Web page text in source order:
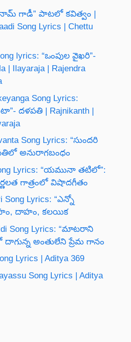
నామ్ గాడీ” పాటలో కవిత్వం |
Song Lyrics | Chettu
lyrics: “ఒంపుల వైఖరి”-
| Ilayaraja | Rajendra
Song Lyrics:
దళపతి | Rajnikanth |
Song Lyrics: “సుందరి
అనురాగబంధం
Lyrics: “యమునా తటిలో”:
గాత్రంలో విషాదగీతం
Song Lyrics: “ఎన్నో
దాహం, కలయిక
Song Lyrics: “మాటరాని
అంతులేని ప్రేమ గానం
Lyrics | Aditya 369
Song Lyrics | Aditya